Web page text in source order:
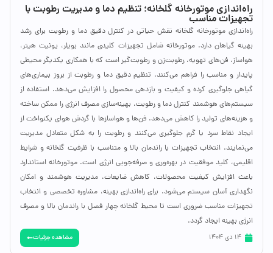
راه‌اندازی موتورخانه گلخانه؛ تنظیم دما و مدیریت رطوبت با
تجهیزات مناسب
راه‌اندازی موتورخانه گلخانه نقش حیاتی در کنترل دقیق دما و رطوبت برای رشد
بهینه گیاهان دارد. موتورخانه شامل تجهیزات کلیدی مانند بویلر، یونیت هیتر،
هواساز، فن‌های تهویه، رطوبت‌زن و رطوبت‌گیر است که با همکاری یکدیگر محیطی
پایدار و مناسب را فراهم می‌کنند. تنظیم دقیق دما و رطوبت از بروز بیماری‌های
گیاهی جلوگیری کرده و کیفیت و بازدهی محصول را افزایش می‌دهد. استفاده از
سیستم‌های هوشمند کنترل دما و رطوبت، بهینه‌سازی مصرف انرژی را ممکن ساخته
و هزینه‌های تولید را کاهش می‌دهد. فن‌ها و هواسازها با گردش هوای یکنواخت از
ایجاد نقاط سرد یا گرم جلوگیری می‌کنند و رطوبت را به شکل متعادل مدیریت
می‌نمایند. انتخاب تجهیزات با راندمان بالا و متناسب با ظرفیت گلخانه و شرایط
اقلیمی، کلید موفقیت در بهره‌وری و صرفه‌جویی انرژی است. موتورخانه استاندارد
باعث افزایش کیفیت محصولات، کاهش ضایعات، مدیریت هوشمند و امکان
نگهداری آسان سیستم می‌شود. برای راه‌اندازی بهینه، مشاوره تخصصی و انتخاب
تجهیزات مناسب ضروری است تا محیط گلخانه چهار فصل با راندمان بالا و مصرف
انرژی بهینه ایجاد گردد.
14 دی 1404 مشاهده جزئیات